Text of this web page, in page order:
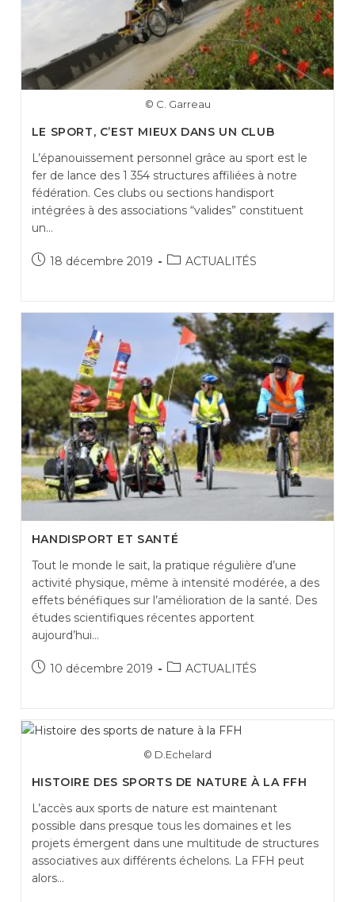
© C. Garreau
LE SPORT, C’EST MIEUX DANS UN CLUB
L’épanouissement personnel grâce au sport est le
fer de lance des 1 354 structures affiliées à notre
fédération. Ces clubs ou sections handisport
intégrées à des associations “valides” constituent
un…
Publication
18 décembre 2019
PostACTUALITÉS
HANDISPORT ET SANTÉ
Tout le monde le sait, la pratique régulière d’une
activité physique, même à intensité modérée, a des
effets bénéfiques sur l’amélioration de la santé. Des
études scientifiques récentes apportent
aujourd’hui…
Publication
10 décembre 2019
PostACTUALITÉS
© D.Echelard
HISTOIRE DES SPORTS DE NATURE À LA FFH
L’accès aux sports de nature est maintenant
possible dans presque tous les domaines et les
projets émergent dans une multitude de structures
associatives aux différents échelons. La FFH peut
alors…